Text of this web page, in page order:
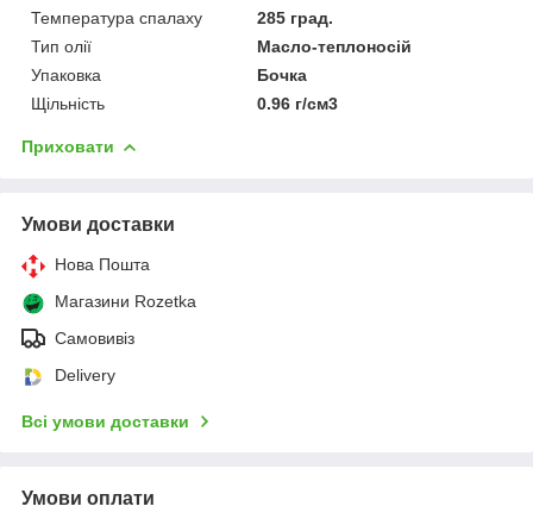
Температура спалаху
285 град.
Тип олії
Масло-теплоносій
Упаковка
Бочка
Щільність
0.96 г/см3
Приховати
Умови доставки
Нова Пошта
Магазини Rozetka
Самовивіз
Delivery
Всі умови доставки
Умови оплати